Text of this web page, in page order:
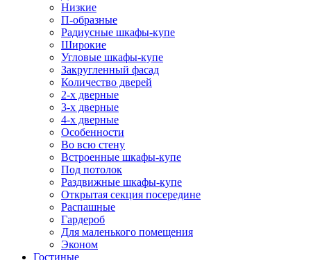
Низкие
П-образные
Радиусные шкафы-купе
Широкие
Угловые шкафы-купе
Закругленный фасад
Количество дверей
2-х дверные
3-х дверные
4-х дверные
Особенности
Во всю стену
Встроенные шкафы-купе
Под потолок
Раздвижные шкафы-купе
Открытая секция посередине
Распашные
Гардероб
Для маленького помещения
Эконом
Гостиные